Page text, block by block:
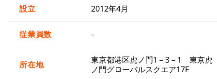
設立 2012年4月
従業員数 -
所在地
東京都港区虎ノ門1－3－1 東京虎
ノ門グローバルスクエア17F